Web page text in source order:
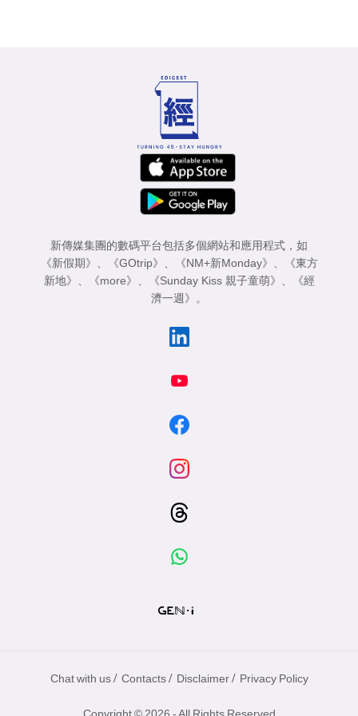
新傳媒集團的數碼平台包括多個網站和應用程式，如
《新假期》
《GOtrip》 《NM+新Monday》
《東方
新地》
《more》 《Sunday Kiss 親子童萌》
《經
濟一週》
。
Chat with us / Contacts / Disclaimer / Privacy Policy
Copyright © 2026 - All Rights Reserved